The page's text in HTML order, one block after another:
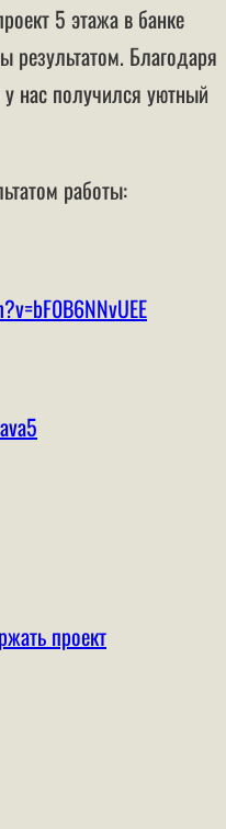
5 этажа в банке
Благодаря
нас получился уютный
работы:
проект